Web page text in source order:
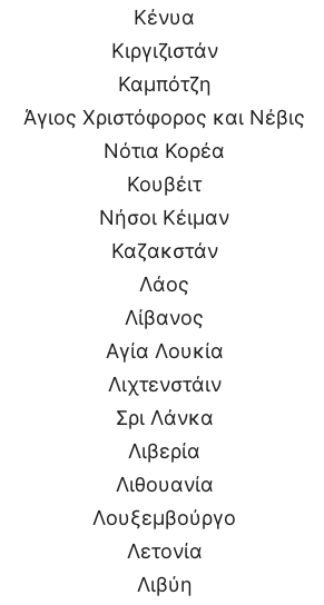
Κένυα
Κιργιζιστάν
Καμπότζη
Άγιος Χριστόφορος και Νέβις
Νότια Κορέα
Κουβέιτ
Νήσοι Κέιμαν
Καζακστάν
Λάος
Λίβανος
Αγία Λουκία
Λιχτενστάιν
Σρι Λάνκα
Λιβερία
Λιθουανία
Λουξεμβούργο
Λετονία
Λιβύη